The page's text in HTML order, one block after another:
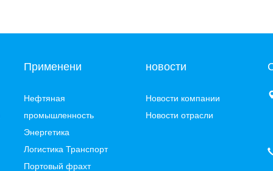
Применени
Нефтяная
промышленность
Энергетика
Логистика Транспорт
Портовый фрахт
новости
Новости компании
Новости отрасли